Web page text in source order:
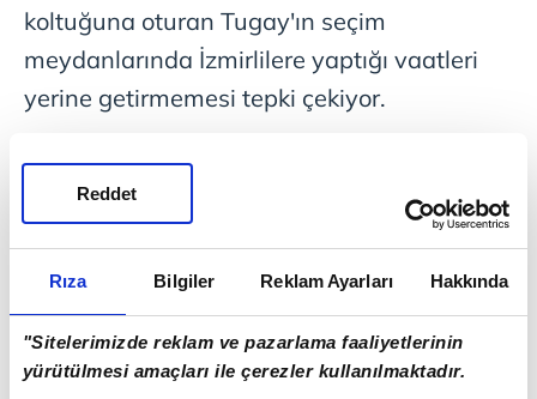
Rıza Bilgiler Reklam Ayarları Hakkında
"Sitelerimizde reklam ve pazarlama faaliyetlerinin
yürütülmesi amaçları ile çerezler kullanılmaktadır.
Reddet
koltuğuna oturan Tugay'ın seçim
meydanlarında İzmirlilere yaptığı vaatleri
yerine getirmemesi tepki çekiyor.
'CHP BELEDİYECİLİĞİ BU'
AK Parti İzmir İl Başkanı Bilal Saygılı, seçim
döneminde vaat edilen ancak aradan geçen
zamana rağmen hayata geçirilemeyen
deniztaksi projesi üzerinden İzmir
Büyükşehir Belediye Başkanı Cemil Tugay'a
yüklendi. Sosyal medya hesabı üzerinden